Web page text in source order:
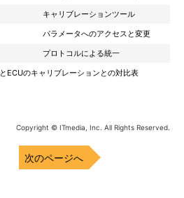
キャリブレーションツール
パラメータへのアクセスと変更
プロトコルによる統一
ECUのキャリブレーションとの対比表
Copyright © ITmedia, Inc. All Rights Reserved.
次のページへ